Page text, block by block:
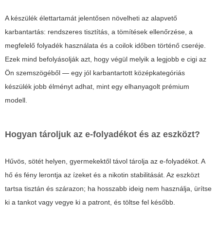
A készülék élettartamát jelentősen növelheti az alapvető
karbantartás: rendszeres tisztítás, a tömítések ellenőrzése, a
megfelelő folyadék használata és a coilok időben történő cseréje.
Ezek mind befolyásolják azt, hogy végül melyik a legjobb e cigi az
Ön szemszögéből — egy jól karbantartott középkategóriás
készülék jobb élményt adhat, mint egy elhanyagolt prémium
modell.
Hogyan tároljuk az e-folyadékot és az eszközt?
Hűvös, sötét helyen, gyermekektől távol tárolja az e-folyadékot. A
hő és fény lerontja az ízeket és a nikotin stabilitását. Az eszközt
tartsa tisztán és szárazon; ha hosszabb ideig nem használja, ürítse
ki a tankot vagy vegye ki a patront, és töltse fel később.